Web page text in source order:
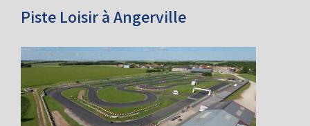
Course de Bénévoles 2007
Piste Loisir à Angerville